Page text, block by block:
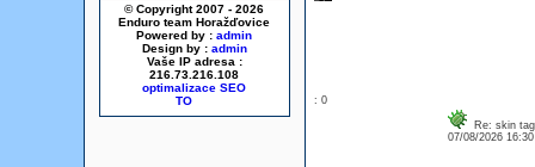
© Copyright 2007 - 2026
Enduro team Horažďovice
Powered by : admin
Design by : admin
Vaše IP adresa :
216.73.216.108
optimalizace SEO
: 0
Re: skin
07/08/2026